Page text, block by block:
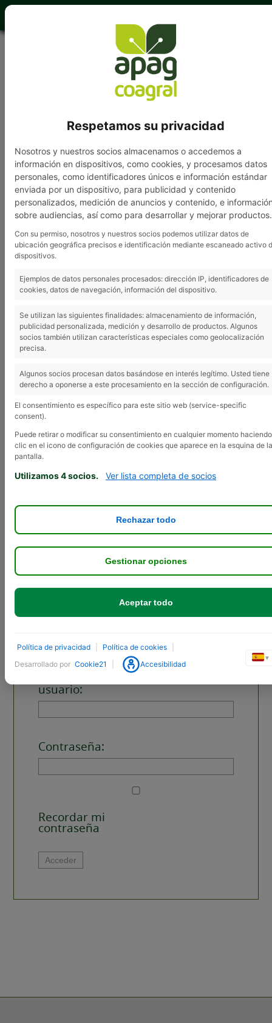
VENDO Tractor John
Deere 1635; 60 CV con
pala. Y un remolque de
3000kg Todo en buen
estado y cuidado. Se
puede probar. Tfno.: 616
525 031.
Este debate está vacío.
Autor
Entradas
19 marzo, 2026 a las 6:06 pm
#32449
Superadministrador
estado y cuidado. Se puede probar. Tfno.: 616
Debes estar registrado para responder a este debate.
usuario:
Contraseña:
Recordar mi
contraseña
Alternative:
Acceder
Respetamos su privacidad
Nosotros y nuestros socios almacenamos o accedemos a
información en dispositivos, como cookies, y procesamos datos
personales, como identificadores únicos e información estándar
enviada por un dispositivo, para publicidad y contenido
personalizados, medición de anuncios y contenido, e
sobre audiencias, así como para desarrollar y mejorar productos.
Con su permiso, nosotros y nuestros socios podemos utilizar datos de
ubicación geográfica precisos e identificación mediante escaneado activo
dispositivos.
Ejemplos de datos personales procesados: dirección IP, identificadores de
cookies, datos de navegación, información del dispositivo.
Se utilizan las siguientes finalidades: almacenamiento de información,
publicidad personalizada, medición y desarrollo de productos. Algunos
socios también utilizan características especiales como geolocalización
precisa.
Algunos socios procesan datos basándose en interés legítimo. Usted tiene
derecho a oponerse a este procesamiento en la sección de configuración.
El consentimiento es específico para este sitio web (service-specific
consent).
Puede retirar o modificar su consentimiento en cualquier momento haciendo
clic en el icono de configuración de cookies que aparece en la esquina de la
pantalla.
Utilizamos 4 socios. Ver lista completa de socios
Rechazar todo
Gestionar opciones
Aceptar todo
Política de privacidad Política de cookies
Desarrollado por Cookie21 Accesibilidad
▼